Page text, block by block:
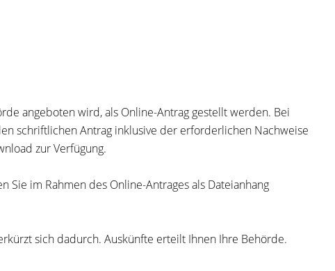
angeboten wird, als Online-Antrag gestellt werden. Bei
schriftlichen Antrag inklusive der erforderlichen Nachweise
zur Verfügung.
im Rahmen des Online-Antrages als Dateianhang
sich dadurch. Auskünfte erteilt Ihnen Ihre Behörde.